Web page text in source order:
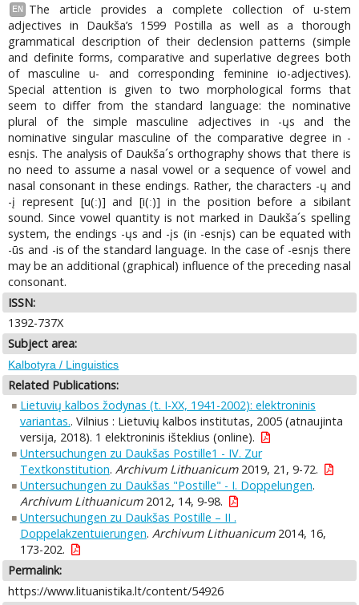
EN
The article provides a complete collection of u-stem
adjectives in Daukša’s 1599 Postilla as well as a thorough
grammatical description of their declension patterns (simple
and definite forms, comparative and superlative degrees both
of masculine u- and corresponding feminine io-adjectives).
Special attention is given to two morphological forms that
seem to differ from the standard language: the nominative
plural of the simple masculine adjectives in -ųs and the
nominative singular masculine of the comparative degree in -
esnįs. The analysis of Daukša´s orthography shows that there is
no need to assume a nasal vowel or a sequence of vowel and
nasal consonant in these endings. Rather, the characters -ų and
-į represent [u(ː)] and [i(ː)] in the position before a sibilant
sound. Since vowel quantity is not marked in Daukša´s spelling
system, the endings -ųs and -įs (in -esnįs) can be equated with
-ūs and -is of the standard language. In the case of -esnįs there
may be an additional (graphical) influence of the preceding nasal
consonant.
ISSN:
1392-737X
Subject area:
Kalbotyra / Linguistics
Related Publications:
Lietuvių kalbos žodynas (t. I-XX, 1941-2002): elektroninis
variantas.. Vilnius : Lietuvių kalbos institutas, 2005 (atnaujinta
versija, 2018). 1 elektroninis išteklius (online).
Untersuchungen zu Daukšas Postille1 - IV. Zur
Textkonstitution. Archivum Lithuanicum2019, 21, 9-72.
Untersuchungen zu Daukšas "Postille" - I. Doppelungen.
Archivum Lithuanicum2012, 14, 9-98.
Untersuchungen zu Daukšas Postille – II .
Doppelakzentuierungen. Archivum Lithuanicum2014, 16,
173-202.
Permalink:
https://www.lituanistika.lt/content/54926